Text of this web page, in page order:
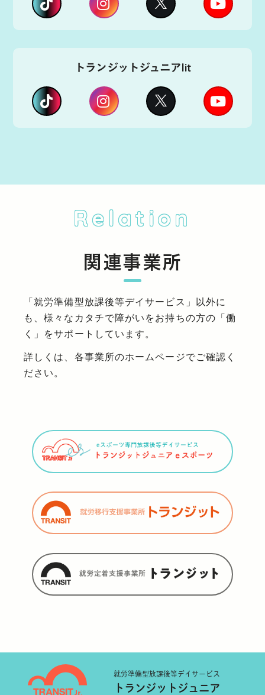
トランジットジュニアlit
Relation
関連事業所
「就労準備型放課後等デイサービス」以外に
も、様々なカタチで障がいをお持ちの方の「働
く」をサポートしています。
詳しくは、各事業所のホームページでご確認く
ださい。
就労準備型放課後等デイサービス
トランジットジュニア